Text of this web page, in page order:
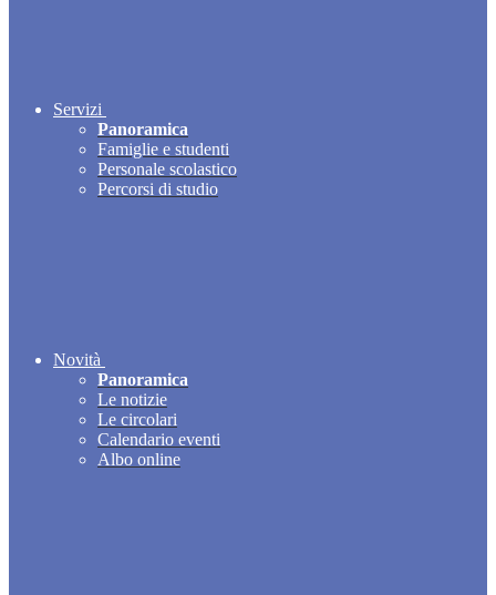
Servizi
Panoramica
Famiglie e studenti
Personale scolastico
Percorsi di studio
Novità
Panoramica
Le notizie
Le circolari
Calendario eventi
Albo online